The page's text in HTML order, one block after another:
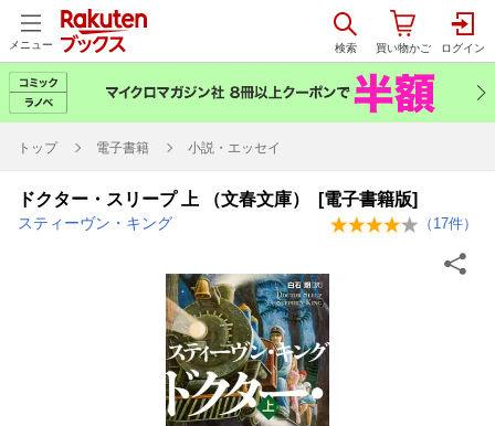
メニュー
トップ 電子書籍 小説・エッセイ
ドクター・スリープ 上 （文春文庫） [電子書籍版]
スティーヴン・キング （ 17件）